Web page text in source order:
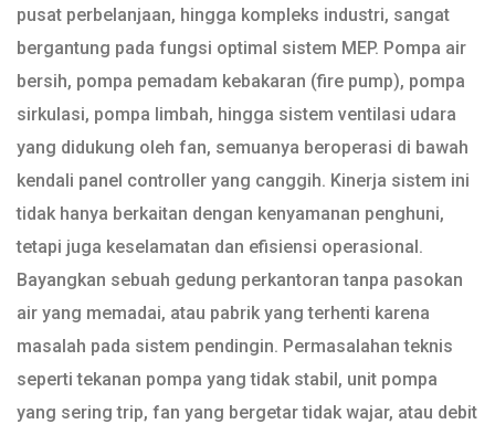
pusat perbelanjaan, hingga kompleks industri, sangat
bergantung pada fungsi optimal sistem MEP. Pompa air
bersih, pompa pemadam kebakaran (fire pump), pompa
sirkulasi, pompa limbah, hingga sistem ventilasi udara
yang didukung oleh fan, semuanya beroperasi di bawah
kendali panel controller yang canggih. Kinerja sistem ini
tidak hanya berkaitan dengan kenyamanan penghuni,
tetapi juga keselamatan dan efisiensi operasional.
Bayangkan sebuah gedung perkantoran tanpa pasokan
air yang memadai, atau pabrik yang terhenti karena
masalah pada sistem pendingin. Permasalahan teknis
seperti tekanan pompa yang tidak stabil, unit pompa
yang sering trip, fan yang bergetar tidak wajar, atau debit